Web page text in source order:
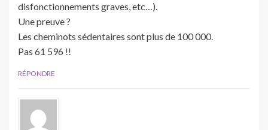
disfonctionnements graves, etc…).
Une preuve ?
Les cheminots sédentaires sont plus de 100 000.
Pas 61 596 !!
RÉPONDRE